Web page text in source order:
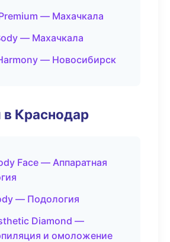
— Махачкала
— Махачкала
— Новосибирск
Краснодар
Face — Аппаратная
— Подология
Diamond —
и омоложение